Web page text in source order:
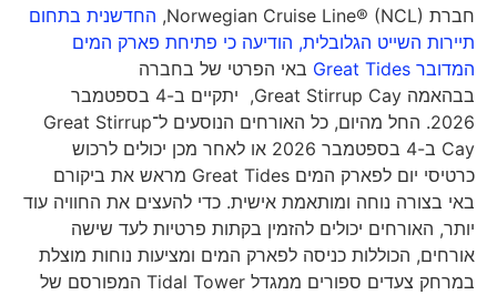
חברת Norwegian Cruise Line® (NCL),
החדשנית בתחום
תיירות השייט הגלובלית, הודיעה כי פתיחת פארק המים
המדובר Great Tides
באי הפרטי של בחברה
בבהאמה Great Stirrup Cay, יתקיים ב-4 בספטמבר
2026. החל מהיום, כל האורחים הנוסעים ל־Great Stirrup
Cay ב-4 בספטמבר 2026 או לאחר מכן יכולים לרכוש
כרטיסי יום לפארק המים Great Tides מראש את ביקורם
באי בצורה נוחה ומותאמת אישית. כדי להעצים את החוויה עוד
יותר, האורחים יכולים להזמין בקתות פרטיות לעד שישה
אורחים, הכוללות כניסה לפארק המים ומציעות נוחות מוצלת
במרחק צעדים ספורים ממגדל Tidal Tower המפורסם של